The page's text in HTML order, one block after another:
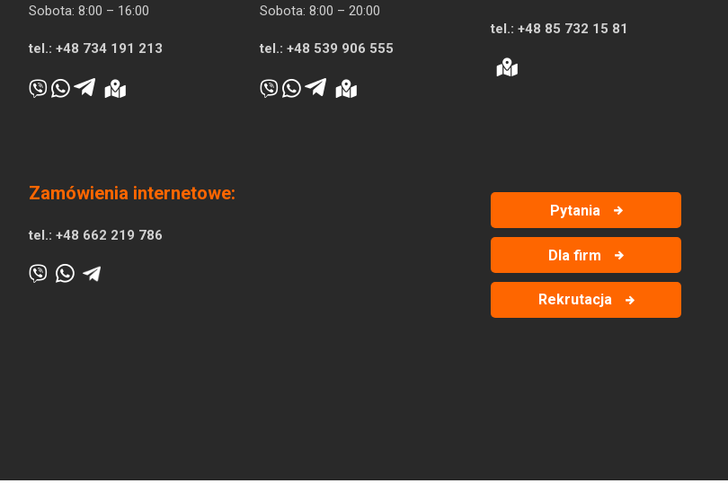
Sobota: 8:00 – 16:00
tel.: +48 734 191 213
Sobota: 8:00 – 20:00
tel.: +48 539 906 555
tel.: +48 85 732 15 81
Zamówienia internetowe:
tel.: +48 662 219 786
Pytania
Dla firm
Rekrutacja